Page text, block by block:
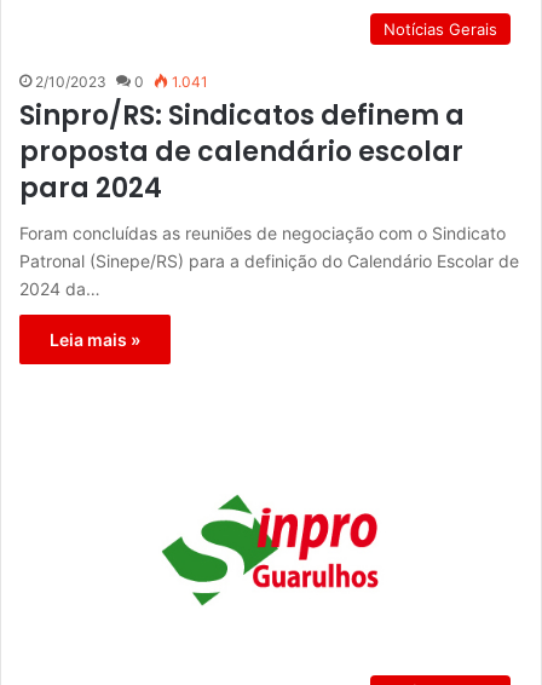
Notícias Gerais
2/10/2023 0 1.041
Sinpro/RS: Sindicatos definem a
proposta de calendário escolar
para 2024
Foram concluídas as reuniões de negociação com o Sindicato
Patronal (Sinepe/RS) para a definição do Calendário Escolar de
2024 da…
Leia mais »